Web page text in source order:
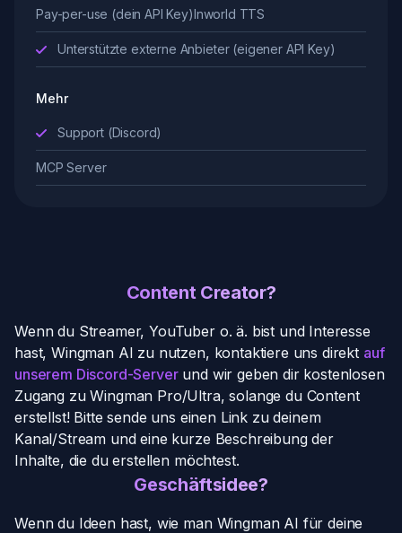
Pay-per-use (dein API Key)Inworld TTS
Unterstützte externe Anbieter (eigener API Key)
Mehr
Support (Discord)
MCP Server
Content Creator?
Wenn du Streamer, YouTuber o. ä. bist und Interesse
hast, Wingman AI zu nutzen, kontaktiere uns direkt auf
unserem Discord-Serverund wir geben dir kostenlosen
Zugang zu Wingman Pro/Ultra, solange du Content
erstellst! Bitte sende uns einen Link zu deinem
Kanal/Stream und eine kurze Beschreibung der
Inhalte, die du erstellen möchtest.
Geschäftsidee?
Wenn du Ideen hast, wie man Wingman AI für deine